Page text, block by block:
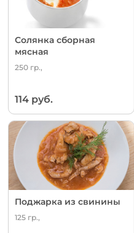
Солянка сборная
мясная
250 гр.,
114 руб.
Поджарка из свинины
125 гр.,